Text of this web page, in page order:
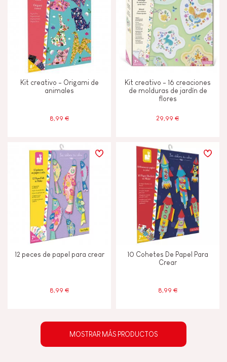
Kit creativo - Origami de
animales
8,99 €
Kit creativo - 16 creaciones
de molduras de jardín de
flores
29,99 €
12 peces de papel para crear
8,99 €
10 Cohetes De Papel Para
Crear
8,99 €
MOSTRAR MÁS PRODUCTOS